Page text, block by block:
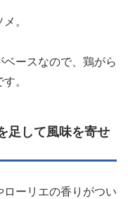
。
ースなので、鶏がら
。
足して風味を寄せ
ーリエの香りがつい